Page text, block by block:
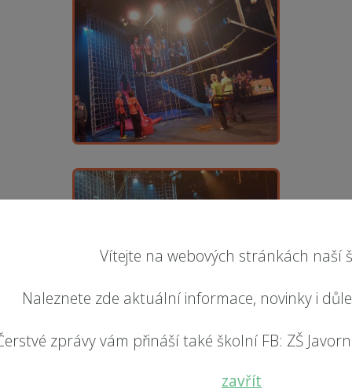
Vítejte na webových stránkách naší
Naleznete zde aktuální informace, novinky i
zprávy vám přináší také školní FB: ZŠ
zavřít